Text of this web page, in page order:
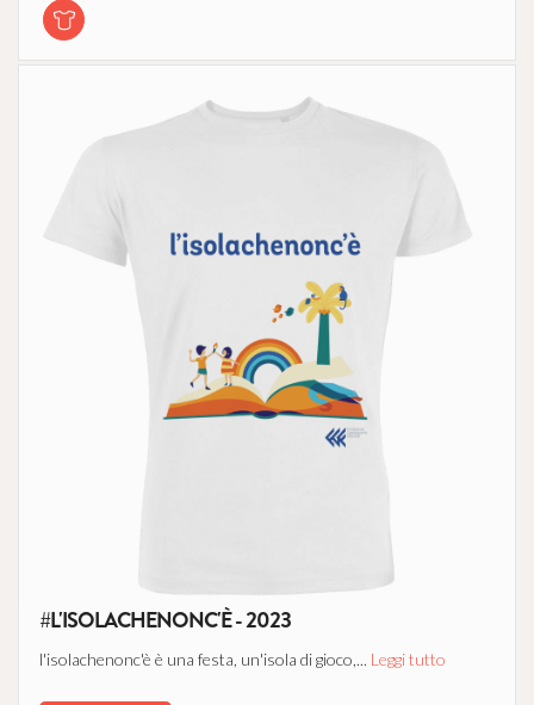
#L'ISOLACHENONC'È - 2023
l'isolachenonc'è è una festa, un'isola di gioco,... Leggi tutto